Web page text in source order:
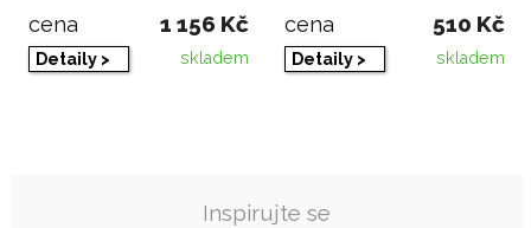
Inspirujte se
cena 1 156 Kč
Detaily > skladem
cena 510 Kč
Detaily > skladem